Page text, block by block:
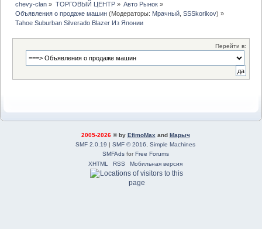
chevy-clan » ТОРГОВЫЙ ЦЕНТР» Авто Рынок»
Объявления о продаже машин (Модераторы: Мрачный ,SSSkorikov) »
Tahoe Suburban Silverado Blazer Из Японии
Перейти в:
2005-2026© by EfimoMaxand Марыч
SMF 2.0.19 | SMF © 2016, Simple Machines
SMFAdsforFree Forums
XHTML
RSS Мобильная версия